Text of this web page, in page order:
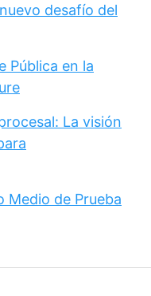
desafío del
Pública en la
La visión
Medio de Prueba